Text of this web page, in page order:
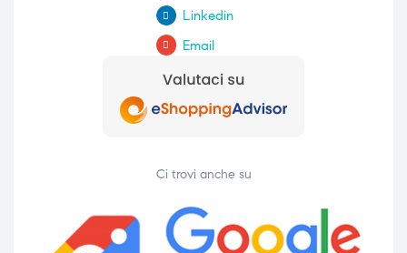
Linkedin
Email
Ci trovi anche su